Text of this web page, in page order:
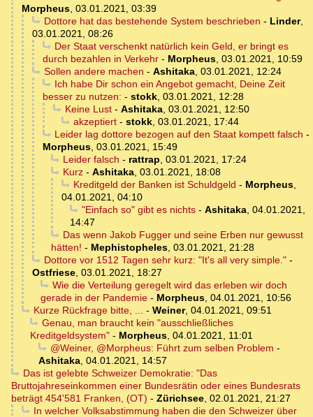
Morpheus, 03.01.2021, 03:39
Dottore hat das bestehende System beschrieben - Linder,
03.01.2021, 08:26
Der Staat verschenkt natürlich kein Geld, er bringt es
durch bezahlen in Verkehr - Morpheus, 03.01.2021, 10:59
Sollen andere machen - Ashitaka, 03.01.2021, 12:24
Ich habe Dir schon ein Angebot gemacht, Deine Zeit
besser zu nutzen: - stokk, 03.01.2021, 12:28
Keine Lust- Ashitaka, 03.01.2021, 12:50
akzeptiert- stokk, 03.01.2021, 17:44
Leider lag dottore bezogen auf den Staat kompett falsch -
Morpheus, 03.01.2021, 15:49
Leider falsch - rattrap, 03.01.2021, 17:24
Kurz- Ashitaka, 03.01.2021, 18:08
Kreditgeld der Banken ist Schuldgeld - Morpheus,
04.01.2021, 04:10
"Einfach so" gibt es nichts- Ashitaka, 04.01.2021,
14:47
Das wenn Jakob Fugger und seine Erben nur gewusst
hätten! - Mephistopheles, 03.01.2021, 21:28
Dottore vor 1512 Tagen sehr kurz: "It's all very simple."-
Ostfriese, 03.01.2021, 18:27
Wie die Verteilung geregelt wird das erleben wir doch
gerade in der Pandemie - Morpheus, 04.01.2021, 10:56
Kurze Rückfrage bitte, ... - Weiner, 04.01.2021, 09:51
Genau, man braucht kein "ausschließliches
Kreditgeldsystem" - Morpheus, 04.01.2021, 11:01
@Weiner, @Morpheus: Führt zum selben Problem -
Ashitaka, 04.01.2021, 14:57
Das ist gelebte Schweizer Demokratie: "Das
Bruttojahreseinkommen einer Bundesrätin oder eines Bundesrats
beträgt 454'581 Franken, (OT) - Zürichsee, 02.01.2021, 21:27
In welcher Volksabstimmung haben die den Schweizer über